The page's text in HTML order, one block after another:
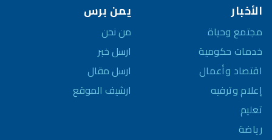
الأخبار
مجتمع وحياة
خدمات حكومية
اقتصاد وأعمال
إعلام وترفيه
تعليم
رياضة
يمن برس
من نحن
ارسل خبر
ارسل مقال
ارشيف الموقع